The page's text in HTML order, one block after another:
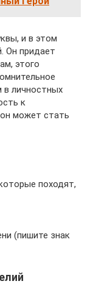
и в этом
Он придает
этого
личностных
к
он может стать
походят,
(пишите знак